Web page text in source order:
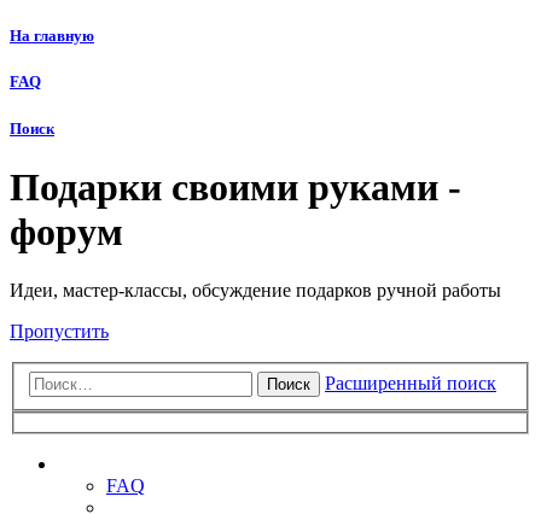
На главную
FAQ
Поиск
Подарки своими руками -
форум
Идеи, мастер-классы, обсуждение подарков ручной работы
Пропустить
Поиск Расширенный поиск
FAQ